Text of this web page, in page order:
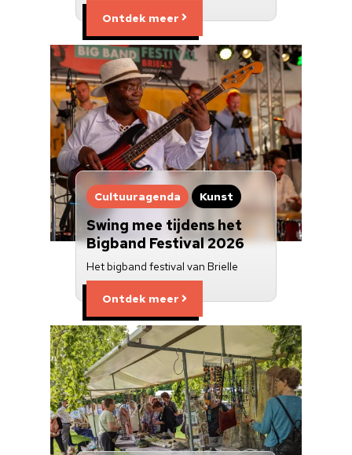
Ontdek meer
Cultuuragenda Kunst
Swing mee tijdens het
Bigband Festival 2026
Het bigband festival van Brielle
Ontdek meer